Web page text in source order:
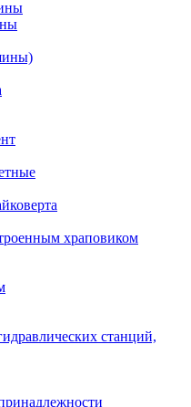
храповиком
станций,